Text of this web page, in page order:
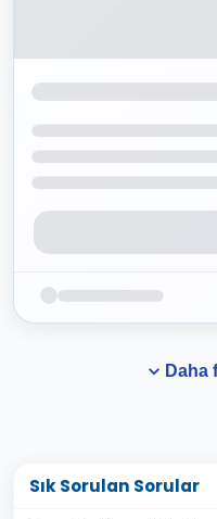
Daha
Sık Sorulan Sorular